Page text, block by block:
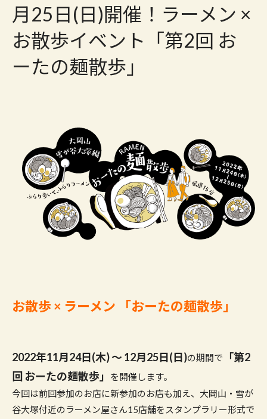
月25日(日)開催！ラーメン ×
お散歩イベント「第2回 お
ーたの麺散歩」
お散歩 × ラーメン 「おーたの麺散歩」
2022年11月24日(木) 〜 12月25日(日)の期間で
「第2
回 おーたの麺散歩」
を開催します。
今回は前回参加のお店に新参加のお店も加え、大岡山・雪が
谷大塚付近のラーメン屋さん15店舗をスタンプラリー形式で